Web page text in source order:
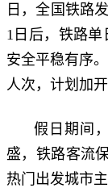
日，全国铁路
1日后，铁路单
安全平稳有序
人次，计划加
假日期间
盛，铁路客流
热门出发城市